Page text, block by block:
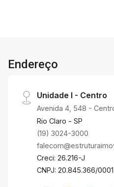
Endereço
Unidade I - Centro
Avenida 4, 548 -
Rio Claro - SP
(19) 3024-3000
Creci: 26.216-J
CNPJ: 20.845.366/